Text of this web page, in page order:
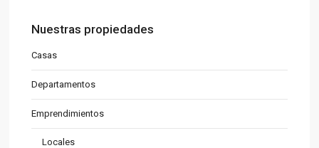
Nuestras propiedades
Casas
Departamentos
Emprendimientos
Locales